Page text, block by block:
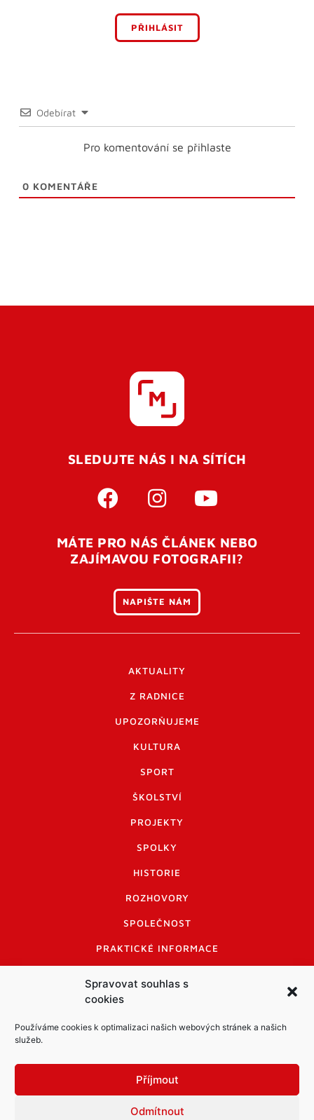
Spravovat souhlas s
cookies
Používáme cookies k optimalizaci našich webových stránek a našich
služeb.
Příjmout
Odmítnout
PŘIHLÁSIT
Odebírat
Pro komentování se přihlaste
0 KOMENTÁŘE
SLEDUJTE NÁS I NA SÍTÍCH
MÁTE PRO NÁS ČLÁNEK NEBO
ZAJÍMAVOU FOTOGRAFII?
NAPIŠTE NÁM
AKTUALITY
Z RADNICE
UPOZORŇUJEME
KULTURA
SPORT
ŠKOLSTVÍ
PROJEKTY
SPOLKY
HISTORIE
ROZHOVORY
SPOLEČNOST
PRAKTICKÉ INFORMACE
INFORMACE A KODEX DISKUTUJÍCÍCH
LOGO A LOGO MANUÁL
Informace o zpracování osobních údajů